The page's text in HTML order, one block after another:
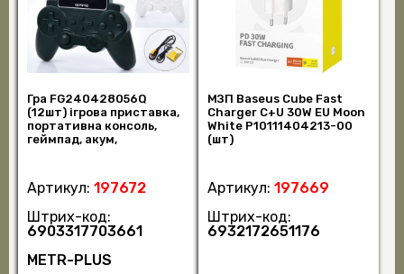
Гра FG240428056Q
(12шт) ігрова приставка,
портативна консоль,
геймпад, акум,
Артикул: 197672
Штрих-код:
6903317703661
METR-PLUS
МЗП Baseus Cube Fast
Charger C+U 30W EU Moon
White P10111404213-00
(шт)
Артикул: 197669
Штрих-код:
6932172651176